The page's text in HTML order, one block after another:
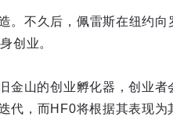
。不久后，佩雷斯在纽约
创业。
金山的创业孵化器，创业
代，而HF0将根据其表现